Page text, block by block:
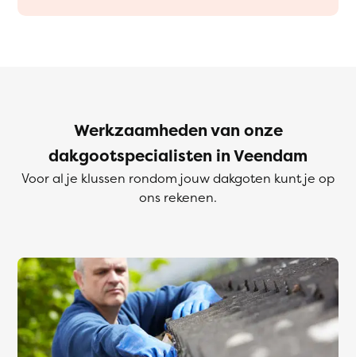
Werkzaamheden van onze
dakgootspecialisten in Veendam
Voor al je klussen rondom jouw dakgoten kunt je op
ons rekenen.